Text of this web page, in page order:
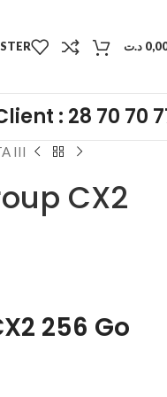
د.ت
: 28 70 70
III
CX2
256 Go